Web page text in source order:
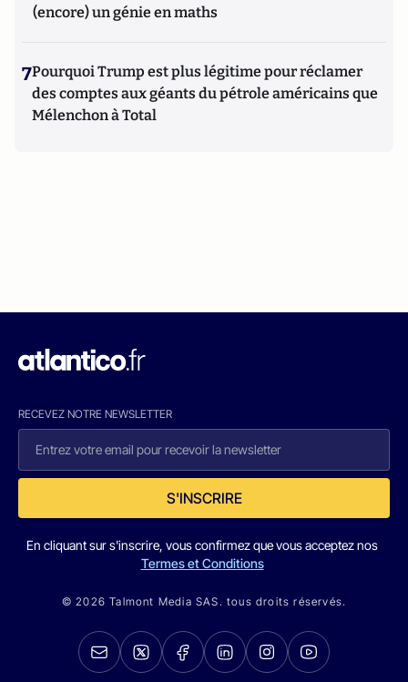
(encore) un génie en maths
7Pourquoi Trump est plus légitime pour réclamer
des comptes aux géants du pétrole américains que
Mélenchon à Total
RECEVEZ NOTRE NEWSLETTER
S'INSCRIRE
En cliquant sur s'inscrire, vous confirmez que vous acceptez nos
Termes et Conditions
© 2026 Talmont Media SAS. tous droits réservés.